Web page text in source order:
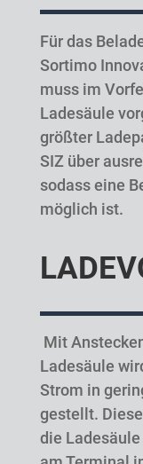
Für das
Sortimo
muss im
Ladesäule
größter
SIZ über
sodass eine
möglich ist.
Mit
Ladesäule
Strom in
gestellt.
die